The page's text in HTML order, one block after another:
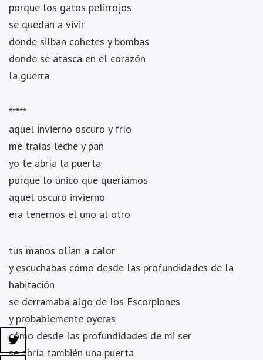
porque los gatos pelirrojos
se quedan a vivir
donde silban cohetes y bombas
donde se atasca en el corazón
la guerra
*****
aquel invierno oscuro y frío
me traías leche y pan
yo te abría la puerta
porque lo único que queríamos
aquel oscuro invierno
era tenernos el uno al otro
tus manos olían a calor
y escuchabas cómo desde las profundidades de la
habitación
se derramaba algo de los Escorpiones
y probablemente oyeras
cómo desde las profundidades de mi ser
se abría también una puerta